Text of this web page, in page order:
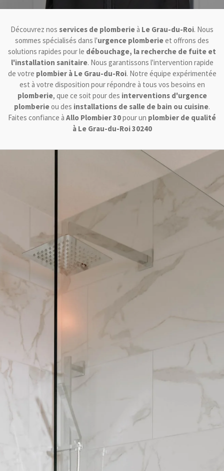
Découvrez nos services de plomberie à Le Grau-du-Roi. Nous
sommes spécialisés dans l'urgence plomberieet offrons des
solutions rapides pour le débouchage, la recherche de fuite et
l'installation sanitaire. Nous garantissons l'intervention rapide
de votre plombier à Le Grau-du-Roi. Notre équipe expérimentée
est à votre disposition pour répondre à tous vos besoins en
plomberie, que ce soit pour des interventions d'urgence
plomberieou des installations de salle de bain ou cuisine.
Faites confiance à Allo Plombier 30pour un plombier de qualité
à Le Grau-du-Roi 30240